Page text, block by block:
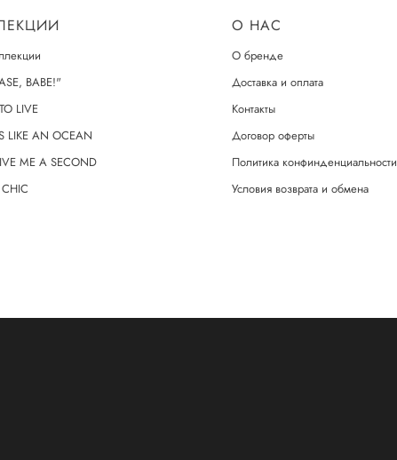
BABE!"
LIVE
LIKE AN OCEAN
ME A SECOND
О НАС
О бренде
Доставка и оплата
Контакты
Договор оферты
Политика конфинденциальности
Условия возврата и обмена